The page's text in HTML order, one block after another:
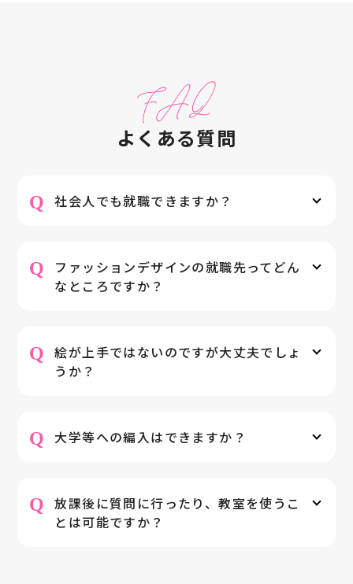
よくある質問
Q 社会人でも就職できますか？
Q
ファッションデザインの就職先ってどん
なところですか？
Q
絵が上手ではないのですが大丈夫でしょ
うか？
Q 大学等への編入はできますか？
Q
放課後に質問に行ったり、教室を使うこ
とは可能ですか？